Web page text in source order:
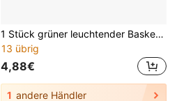
1 Stück grüner leuchtender Basketball, PVC aufblasbarer leuchtender elastischer Basketball, geeignet für Wasser- und Straßenspiele, 18cm (6,3in/7,1in) Durchmesser aufblasbarer Sprungball, Basketball Sportausrüstung, Outdoor Sport, Poolspiele
13 übrig
4,88€
1 andere Händler